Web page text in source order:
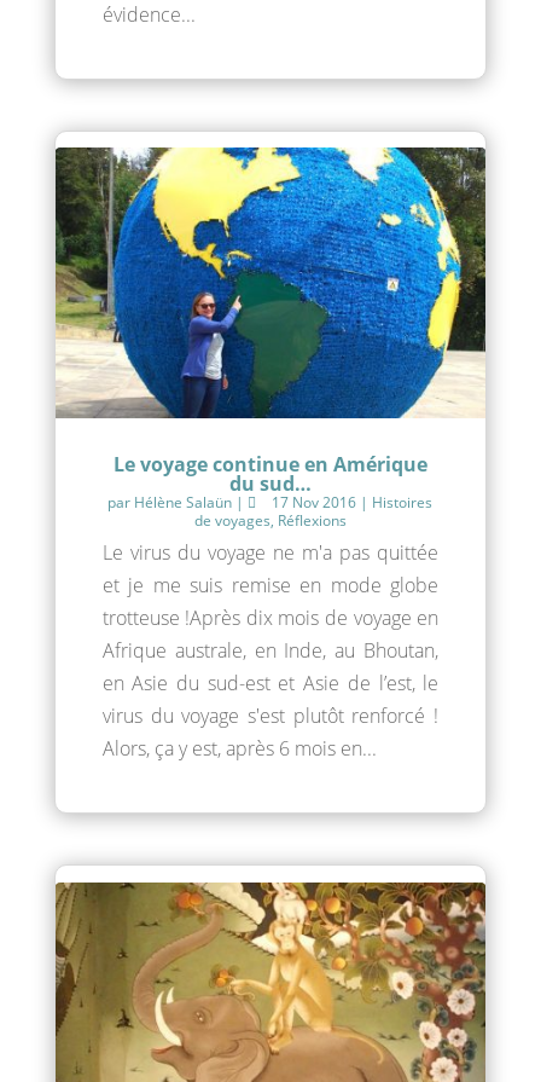
évidence...
Le voyage continue en Amérique
du sud…
par Hélène Salaün | 17 Nov 2016 | Histoires
de voyages, Réflexions
Le virus du voyage ne m'a pas quittée
et je me suis remise en mode globe
trotteuse !Après dix mois de voyage en
Afrique australe, en Inde, au Bhoutan,
en Asie du sud-est et Asie de l’est, le
virus du voyage s'est plutôt renforcé !
Alors, ça y est, après 6 mois en...